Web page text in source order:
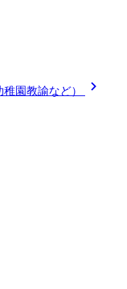
園教諭など） 